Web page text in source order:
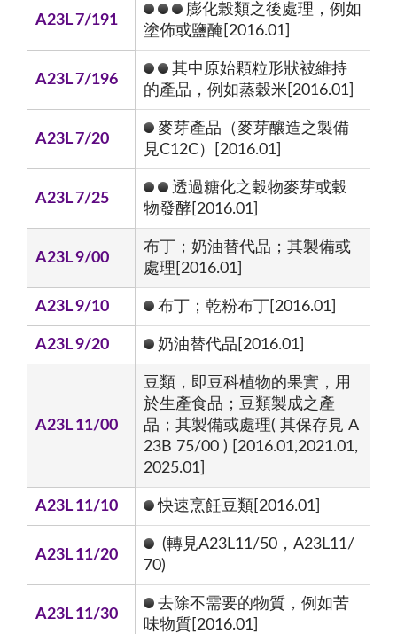
A23L 7/191
膨化榖類之後處理，例如
塗佈或鹽醃[2016.01]
A23L 7/196
其中原始顆粒形狀被維持
的產品，例如蒸穀米[2016.01]
A23L 7/20
麥芽產品（麥芽釀造之製備
見C12C）[2016.01]
A23L 7/25
透過糖化之穀物麥芽或穀
物發酵[2016.01]
A23L 9/00
布丁；奶油替代品；其製備或
處理[2016.01]
A23L 9/10 布丁；乾粉布丁[2016.01]
A23L 9/20 奶油替代品[2016.01]
A23L 11/00
豆類，即豆科植物的果實，用
於生產食品；豆類製成之產
品；其製備或處理( 其保存見 A
23B 75/00 ) [2016.01,2021.01,
2025.01]
A23L 11/10 快速烹飪豆類[2016.01]
A23L 11/20
(轉見A23L11/50，A23L11/
70)
A23L 11/30
去除不需要的物質，例如苦
味物質[2016.01]